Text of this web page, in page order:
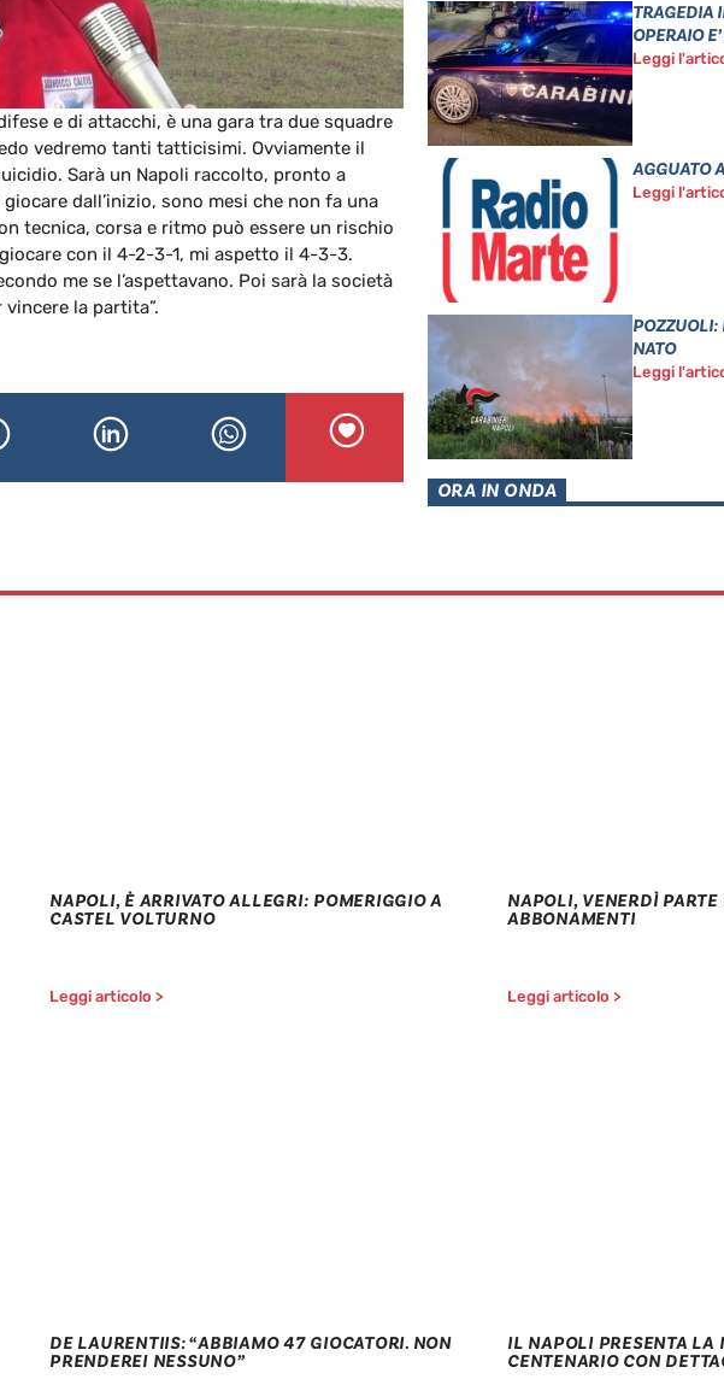
e di attacchi, è una gara tra due squadre
vedremo tanti tatticisimi. Ovviamente il
Sarà un Napoli raccolto, pronto a
dall’inizio, sono mesi che non fa una
tecnica, corsa e ritmo può essere un rischio
con il 4-2-3-1, mi aspetto il 4-3-3.
me se l’aspettavano. Poi sarà la società
la partita”.
TRAGEDIA
OPERAIO
Leggi
AGGUATO
Leggi
POZZUOLI:
NATO
Leggi
ORA IN ONDA
NAPOLI, È ARRIVATO ALLEGRI: POMERIGGIO A
CASTEL VOLTURNO
Leggi articolo >
NAPOLI, VENERDÌ
ABBONAMENTI
Leggi articolo >
DE LAURENTIIS: “ABBIAMO 47 GIOCATORI. NON
PRENDEREI NESSUNO”
IL NAPOLI PRESENTA LA
CENTENARIO CON